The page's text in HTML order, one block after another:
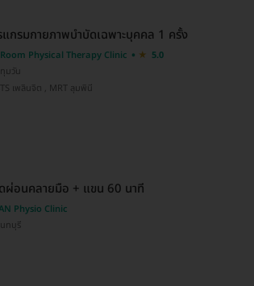
แกรมกายภาพบำบัดเฉพาะบุคคล 1 ครั้ง
Physical Therapy Clinic
5.0
มวัน
BTS เพลินจิต , MRT ลุมพินี
ผ่อนคลายมือ + แขน 60 นาที
Physio Clinic
ทบุรี